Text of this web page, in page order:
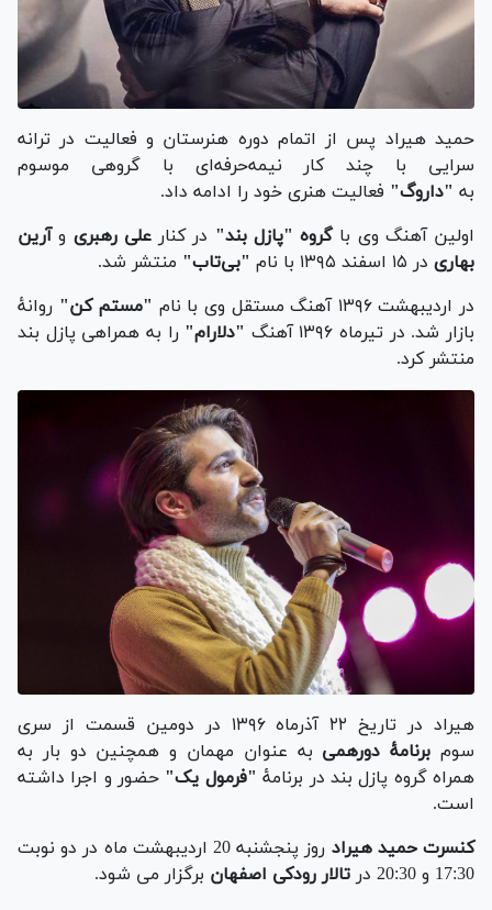
حمید هیراد پس از اتمام دوره هنرستان و فعالیت در ترانه
سرایی با چند کار نیمه‌حرفه‌ای با گروهی موسوم
به "داروگ" فعالیت هنری خود را ادامه داد.
اولین آهنگ وی باگروه "پازل بند" در کنارعلی رهبری وآرین
بهاری در ۱۵ اسفند ۱۳۹۵ با نام "بی‌تاب" منتشر شد.
در اردیبهشت ۱۳۹۶ آهنگ مستقل وی با نام
"مستم کن" روانهٔ
بازار شد. در تیرماه ۱۳۹۶ آهنگ
"دلارام" را به همراهی پازل بند
منتشر کرد.
هیراد در تاریخ ۲۲ آذرماه ۱۳۹۶ در دومین قسمت از سری
سوم برنامهٔ دورهمی به عنوان مهمان و همچنین دو بار به
همراه گروه پازل بند در برنامهٔ"فرمول یک" حضور و اجرا داشته‌
است.
کنسرت حمید هیراد
روز پنجشنبه 20 اردیبهشت ماه در دو نوبت
17:30 و 20:30 در
تالار رودکی اصفهان برگزار می شود.